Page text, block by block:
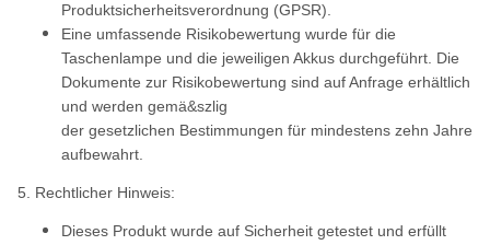
Produktsicherheitsverordnung (GPSR).
Eine umfassende Risikobewertung wurde für die
Taschenlampe und die jeweiligen Akkus durchgeführt. Die
Dokumente zur Risikobewertung sind auf Anfrage erhältlich
und werden gemä&szlig
der gesetzlichen Bestimmungen für mindestens zehn Jahre
aufbewahrt.
5. Rechtlicher Hinweis:
Dieses Produkt wurde auf Sicherheit getestet und erfüllt